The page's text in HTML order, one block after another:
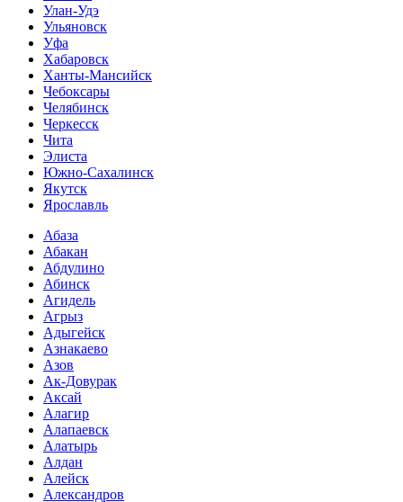
Улан-Удэ
Ульяновск
Уфа
Хабаровск
Ханты-Мансийск
Чебоксары
Челябинск
Черкесск
Чита
Элиста
Южно-Сахалинск
Якутск
Ярославль
Абаза
Абакан
Абдулино
Абинск
Агидель
Агрыз
Адыгейск
Азнакаево
Азов
Ак-Довурак
Аксай
Алагир
Алапаевск
Алатырь
Алдан
Алейск
Александров